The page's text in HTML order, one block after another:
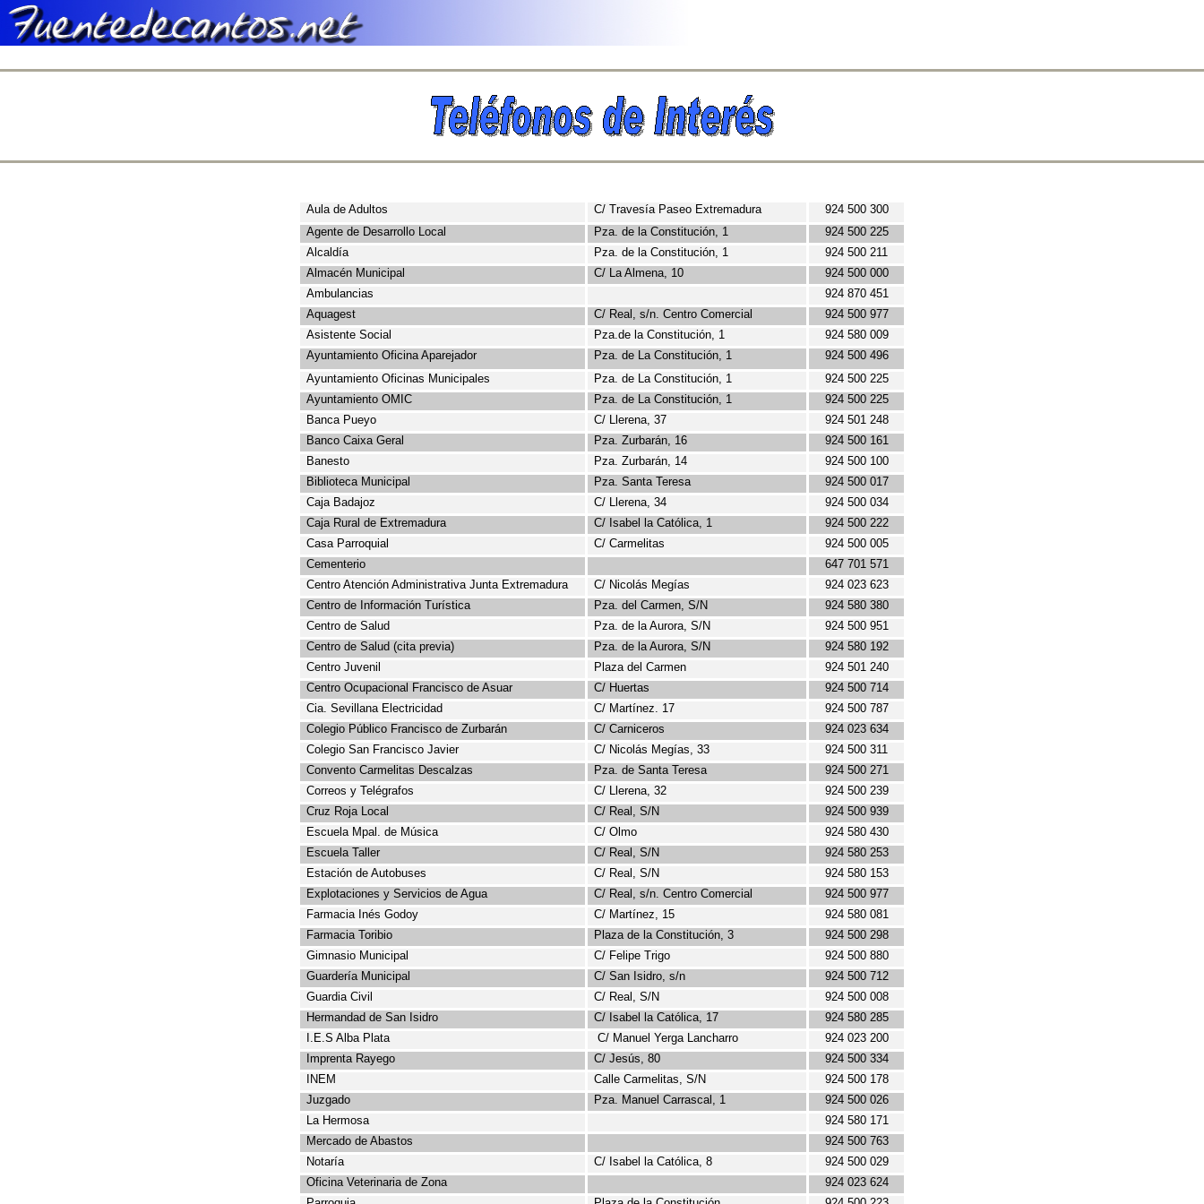
Aula de Adultos C/ Travesía Paseo Extremadura
924 500 300
Agente de Desarrollo Local
Pza. de la Constitución, 1
924 500 225
Alcaldía
Pza. de la Constitución, 1
924 500 211
Almacén Municipal
C/ La Almena, 10
924 500 000
Ambulancias
924 870 451
Aquagest
C/ Real, s/n. Centro Comercial
924 500 977
Asistente Social
Pza.de la Constitución, 1
924 580 009
Ayuntamiento Oficina Aparejador
Pza. de La Constitución, 1
924 500 496
Ayuntamiento Oficinas Municipales
Pza. de La Constitución, 1
924 500 225
Ayuntamiento OMIC
Pza. de La Constitución, 1
924 500 225
Banca Pueyo C/ Llerena, 37
924 501 248
Banco Caixa Geral
Pza. Zurbarán, 16
924 500 161
Banesto
Pza. Zurbarán, 14
924 500 100
Biblioteca Municipal
Pza. Santa Teresa
924 500 017
Caja Badajoz
C/ Llerena, 34
924 500 034
Caja Rural de Extremadura
C/ Isabel la Católica, 1
924 500 222
Casa Parroquial
C/ Carmelitas
924 500 005
Cementerio
647 701 571
Centro Atención Administrativa Junta Extremadura
C/ Nicolás Megías
924 023 623
Centro de Información Turística
Pza. del Carmen, S/N
924 580 380
Centro de Salud
Pza. de la Aurora, S/N
924 500 951
Centro de Salud (cita previa)
Pza. de la Aurora, S/N
924 580 192
Centro Juvenil
Plaza del Carmen
924 501 240
Centro Ocupacional Francisco deAsuar C/ Huertas
924 500 714
Cia. Sevillana Electricidad C/ Martínez. 17
924 500 787
Colegio Público Francisco de Zurbarán
C/ Carniceros
924 023 634
Colegio San Francisco Javier
C/ Nicolás Megías, 33
924 500 311
Convento Carmelitas Descalzas
Pza. de Santa Teresa
924 500 271
Correos y Telégrafos
C/ Llerena, 32
924 500 239
Cruz Roja Local
C/ Real, S/N
924 500 939
Escuela Mpal . de Música C/ Olmo
924 580 430
Escuela Taller
C/ Real, S/N
924 580 253
Estación de Autobuses
C/ Real, S/N
924 580 153
Explotaciones y Servicios de Agua
C/ Real, s/n. Centro Comercial
924 500 977
Farmacia Inés Godoy
C/ Martínez, 15
924 580 081
Farmacia Toribio
Plaza de la Constitución, 3
924 500 298
Gimnasio Municipal
C/ Felipe Trigo
924 500 880
Guardería Municipal
C/ San Isidro, s/n
924 500 712
Guardia Civil
C/ Real, S/N
924 500 008
Hermandad de San Isidro
C/ Isabel la Católica, 17
924 580 285
I.E.S Alba Plata C/ Manuel Yerga Lancharro
924 023 200
Imprenta Rayego C/ Jesús, 80
924 500 334
INEM
Calle Carmelitas, S/N
924 500 178
Juzgado
Pza. Manuel Carrascal, 1
924 500 026
La Hermosa
924 580 171
Mercado de Abastos
924 500 763
Notaría
C/ Isabel la Católica, 8
924 500 029
Oficina Veterinaria de Zona
924 023 624